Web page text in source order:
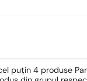
puțin 4 produse